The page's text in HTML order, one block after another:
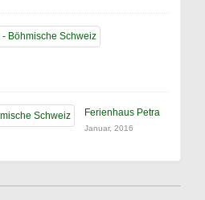
Ferienhaus Petra
Januar, 2016